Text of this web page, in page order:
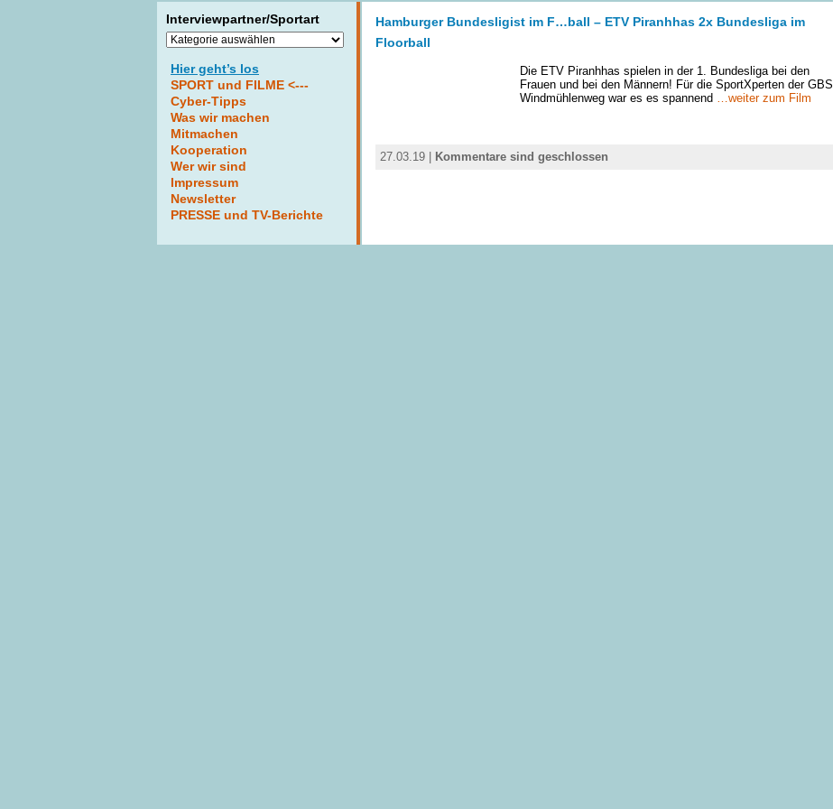
Interviewpartner/Sportart
Interviewpartner/Sportart
Hier geht’s los
SPORT und FILME <---
Cyber-Tipps
Was wir machen
Mitmachen
Kooperation
Wer wir sind
Impressum
Newsletter
PRESSE und TV-Berichte
Hamburger Bundesligist im F…ball – ETV Piranhhas 2x Bundesliga im
Floorball
Die ETV Piranhhas spielen in der 1. Bundesliga bei den
Frauen und bei den Männern! Für die SportXperten der GBS
Windmühlenweg war es es spannend
…weiter zum Film
27.03.19 | Kommentare sind geschlossen